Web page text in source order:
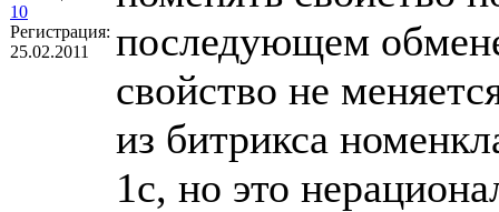
10
Регистрация:
25.02.2011
последующем
свойство не
из битрикса
1с, но это